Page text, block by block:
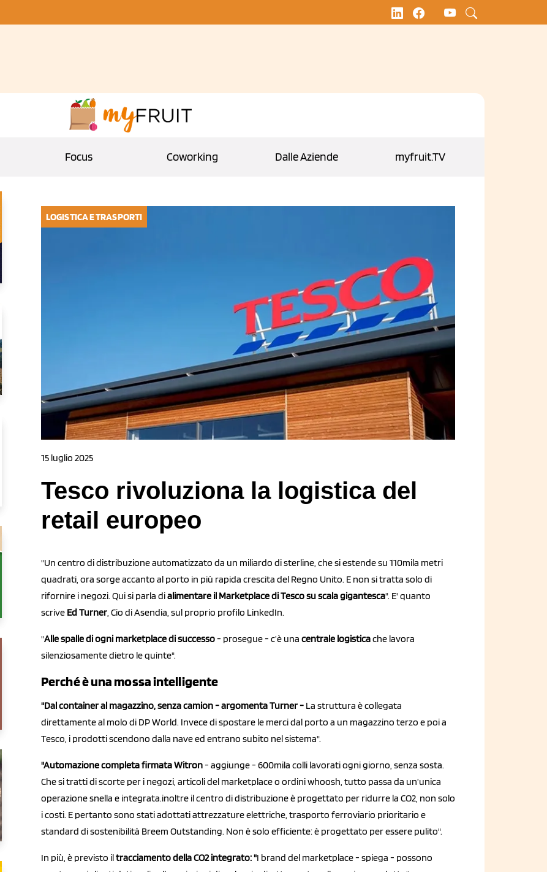
Focus Coworking Dalle Aziende myfruit.TV
LOGISTICA E TRASPORTI
15 luglio 2025
Tesco rivoluziona la logistica del
retail europeo
"Un centro di distribuzione automatizzato da un miliardo di sterline, che si estende su 110mila metri
quadrati, ora sorge accanto al porto in più rapida crescita del Regno Unito. E non si tratta solo di
rifornire i negozi. Qui si parla dialimentare il Marketplace di Tesco su scala gigantesca". E' quanto
scrive Ed Turner , Cio di Asendia, sul proprio profilo LinkedIn.
"Alle spalle di ogni marketplace di successo- prosegue - c’è una centrale logisticache lavora
silenziosamente dietro le quinte".
Perché è una mossa intelligente
"Dal container al magazzino, senza camion - argomenta Turner - La struttura è collegata
direttamente al molo di DP World. Invece di spostare le merci dal porto a un magazzino terzo e poi a
Tesco, i prodotti scendono dalla nave ed entrano subito nel sistema".
"Automazione completa firmata Witron- aggiunge - 600mila colli lavorati ogni giorno, senza sosta.
Che si tratti di scorte per i negozi, articoli del marketplace o ordini whoosh, tutto passa da un’unica
operazione snella e integrata.inoltre il centro di distribuzione è progettato per ridurre la CO2, non solo
i costi. E pertanto sono stati adottati attrezzature elettriche, trasporto ferroviario prioritario e
standard di sostenibilità Breem Outstanding. Non è solo efficiente: è progettato per essere pulito".
In più, è previsto iltracciamento della CO2 integrato: "I brand del marketplace - spiega - possono